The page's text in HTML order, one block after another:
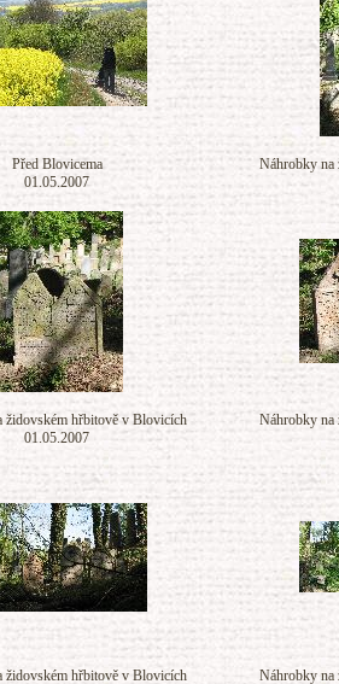
Před Blovicema
01.05.2007
Náhrobky na
židovském hřbitově v Blovicích
01.05.2007
Náhrobky na
židovském hřbitově v Blovicích
Náhrobky na